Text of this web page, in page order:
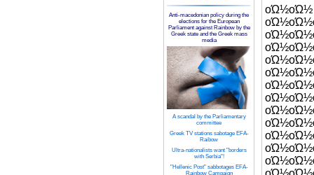
Anti-macedonian policy during the
elections for the European
Parliament against Rainbow by the
Greek state and the Greek mass
media
A scandal by the Parliamentary
committee
Greek TV stations sabotage EFA-
Raibow
Ultra-nationalists want "borders
with Serbia"!
"Hellenic Post" sabbotages EFA-
Rainbow Campaign